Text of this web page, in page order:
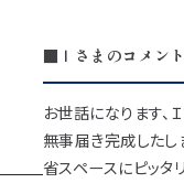
■Ｉさまのコメン
お世話になります、Ｉ
無事届き完成したし
省スペースにピッタ